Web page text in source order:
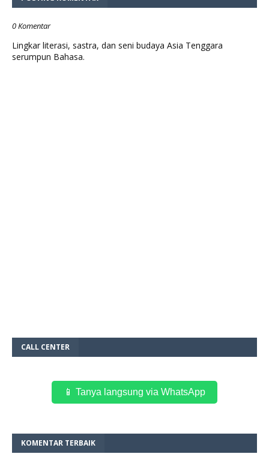
0 Komentar
Lingkar literasi, sastra, dan seni budaya Asia Tenggara
serumpun Bahasa.
CALL CENTER
📱 Tanya langsung via WhatsApp
KOMENTAR TERBAIK